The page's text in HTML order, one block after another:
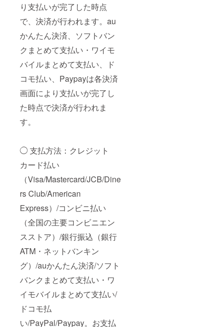
り支払いが完了した時点
で、決済が行われます。au
かんたん決済、ソフトバン
クまとめて支払い・ワイモ
バイルまとめて支払い、ド
コモ払い、Paypayは各決済
画面により支払いが完了し
た時点で決済が行われま
す。
◯ 支払方法：クレジット
カード払い
（Visa/Mastercard/JCB/Dine
rs Club/American
Express）/コンビニ払い
（全国の主要コンビニエン
スストア）/銀行振込（銀行
ATM・ネットバンキン
グ）/auかんたん決済/ソフト
バンクまとめて支払い・ワ
イモバイルまとめて支払い/
ドコモ払
い/PayPal/Paypay。お支払